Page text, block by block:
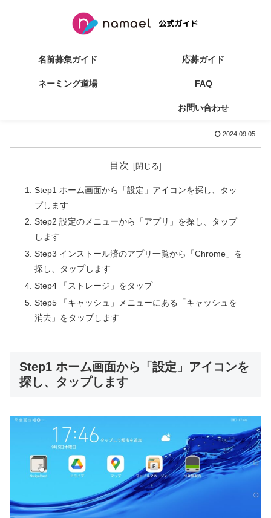
名前募集ガイド 応募ガイド
ネーミング道場 FAQ
お問い合わせ
2024.09.05
目次
Step1 ホーム画面から「設定」アイコンを探し、タッ
プします
Step2 設定のメニューから「アプリ」を探し、タップ
します
Step3 インストール済のアプリ一覧から「Chrome」を
探し、タップします
Step4 「ストレージ」をタップ
Step5 「キャッシュ」メニューにある「キャッシュを
消去」をタップします
Step1 ホーム画面から「設定」アイコンを
探し、タップします